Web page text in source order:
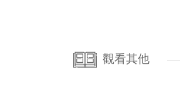
觀看其他